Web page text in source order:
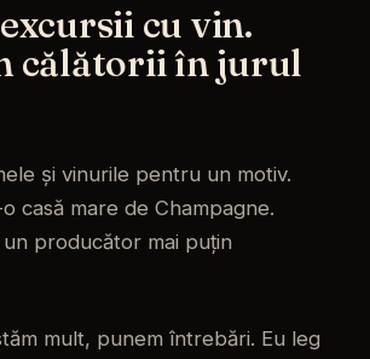
cu vin.
călătorii în jurul
și vinurile pentru un motiv.
casă mare de Champagne.
producător mai puțin
mult, punem întrebări. Eu leg